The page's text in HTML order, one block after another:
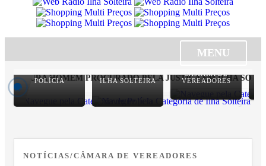
MENU
HOMEM PROCURADO PELA JUSTIÇA EM ILHA
POLÍCIA ILHA SOLTEIRA
CÂMARA DE
VEREADORES
NOTÍCIAS/CÂMARA DE VEREADORES